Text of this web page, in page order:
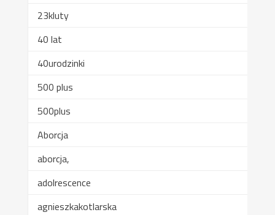
23kluty
40 lat
40urodzinki
500 plus
500plus
Aborcja
aborcja,
adolrescence
agnieszkakotlarska